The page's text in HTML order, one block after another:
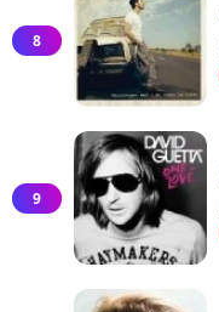
8
9